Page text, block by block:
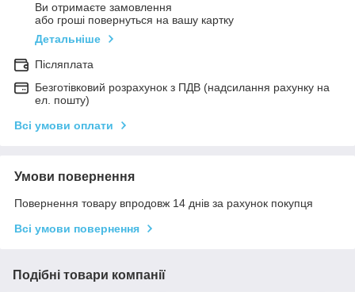
Ви отримаєте замовлення
або гроші повернуться на вашу картку
Детальніше
Післяплата
Безготівковий розрахунок з ПДВ (надсилання рахунку на
ел. пошту)
Всі умови оплати
Умови повернення
Повернення товару впродовж 14 днів за рахунок покупця
Всі умови повернення
Подібні товари компанії